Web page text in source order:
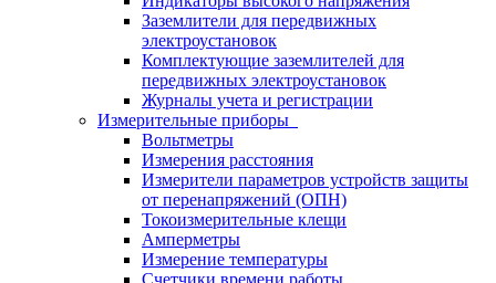
Заземлители для передвижных
электроустановок
Комплектующие заземлителей для
передвижных электроустановок
Журналы учета и регистрации
Измерительные приборы
Вольтметры
Измерения расстояния
Измерители параметров устройств защиты
от перенапряжений (ОПН)
Токоизмерительные клещи
Амперметры
Измерение температуры
Счетчики времени работы